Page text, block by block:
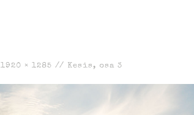
1920 × 1285 // Kesis, osa 3